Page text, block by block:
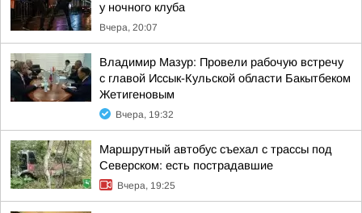
у ночного клуба
Вчера, 20:07
Владимир Мазур: Провели рабочую встречу
с главой Иссык-Кульской области Бакытбеком
Жетигеновым
Вчера, 19:32
Маршрутный автобус съехал с трассы под
Северском: есть пострадавшие
Вчера, 19:25